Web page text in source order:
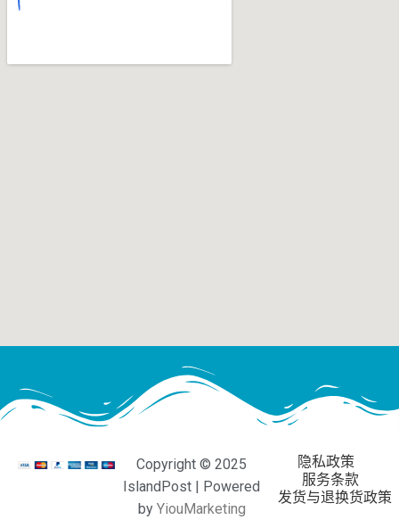
Copyright © 2025
IslandPost | Powered
by YiouMarketing
隐私政策
服务条款
发货与退换货政策